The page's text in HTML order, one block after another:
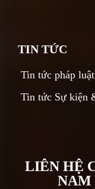
TIN TỨC
Tin tức pháp luật
Tin tức Sự kiện
LIÊN HỆ
NAM